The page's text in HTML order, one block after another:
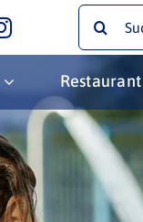
nach:
Restaurant